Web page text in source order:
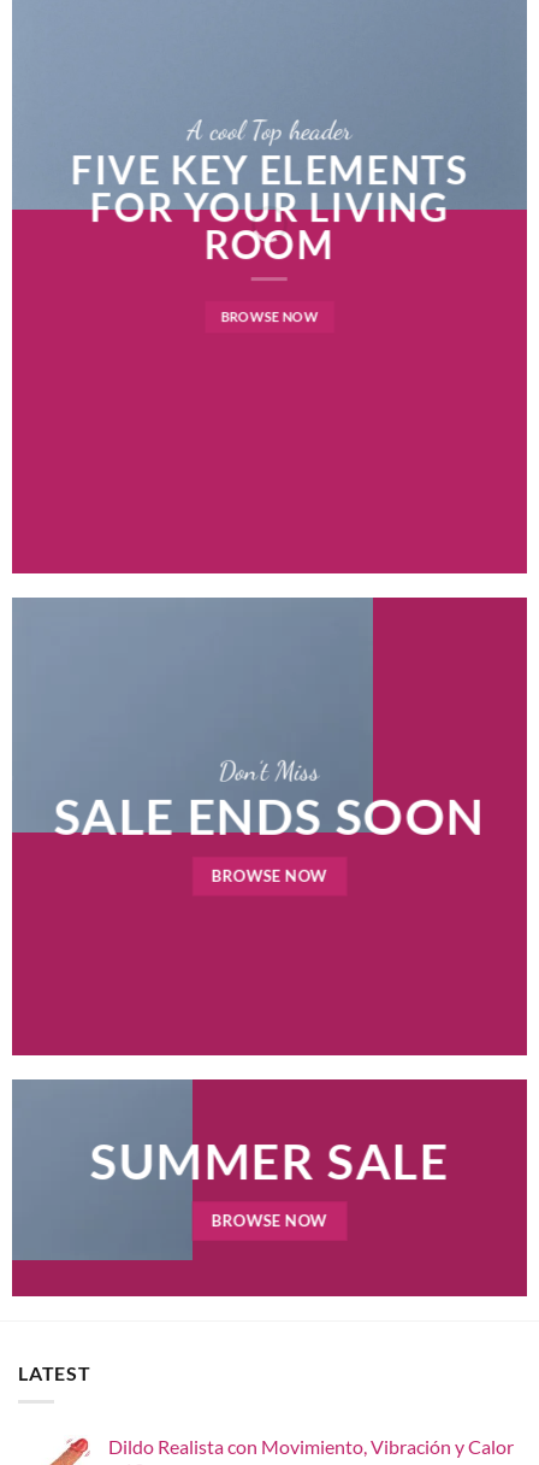
A cool Top header
FIVE KEY ELEMENTS
FOR YOUR LIVING
ROOM
BROWSE NOW
Don’t Miss
SALE ENDS SOON
BROWSE NOW
SUMMER SALE
BROWSE NOW
LATEST
Dildo Realista con Movimiento, Vibración y Calor